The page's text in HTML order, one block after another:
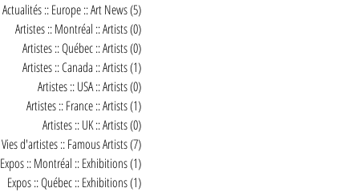
Actualités :: Europe :: Art News(5)
Artistes :: Montréal :: Artists(0)
Artistes :: Québec :: Artists(0)
Artistes :: Canada :: Artists(1)
Artistes :: USA :: Artists(0)
Artistes :: France :: Artists(1)
Artistes :: UK :: Artists(0)
Vies d'artistes :: Famous Artists(7)
Expos :: Montréal :: Exhibitions(1)
Expos :: Québec :: Exhibitions(1)